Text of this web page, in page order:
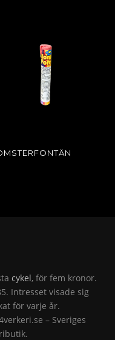
cykel, för fem kronor.
Intresset visade sig
för varje år.
– Sveriges